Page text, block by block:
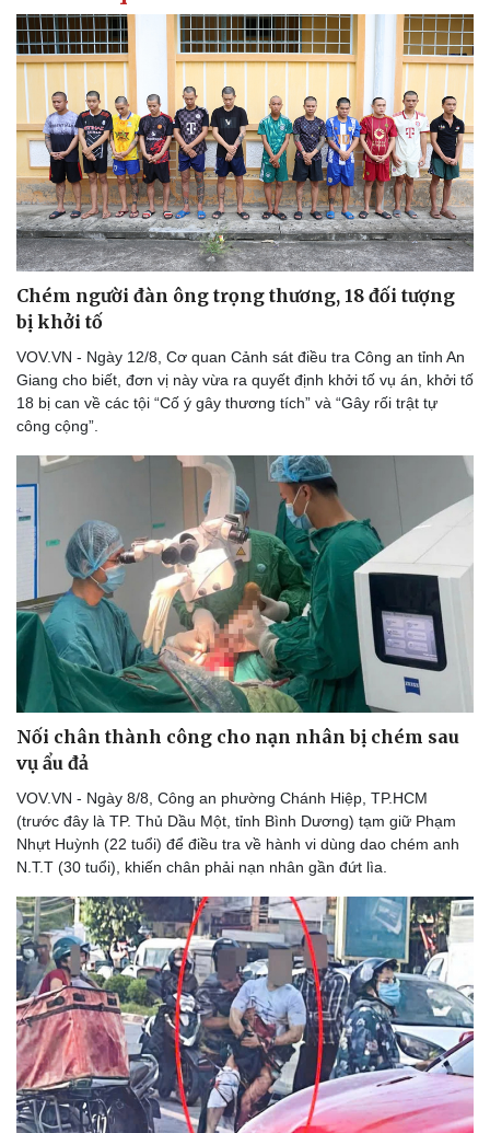
Thể thao
Bóng đá
Thế giới thể thao
Hậu trường
Ô tô - Xe máy
Tư vấn
Chém người đàn ông trọng thương, 18 đối tượng
bị khởi tố
VOV.VN - Ngày 12/8, Cơ quan Cảnh sát điều tra Công an tỉnh An
Giang cho biết, đơn vị này vừa ra quyết định khởi tố vụ án, khởi tố
18 bị can về các tội​ “Cố ý gây thương tích” và “Gây rối trật tự
công cộng”.
Nối chân thành công cho nạn nhân bị chém sau
vụ ẩu đả
VOV.VN - Ngày 8/8, Công an phường Chánh Hiệp, TP.HCM
(trước đây là TP. Thủ Dầu Một, tỉnh Bình Dương) tạm giữ Phạm
Nhựt Huỳnh (22 tuổi) để điều tra về hành vi dùng dao chém anh
N.T.T (30 tuổi), khiến chân phải nạn nhân gần đứt lìa.